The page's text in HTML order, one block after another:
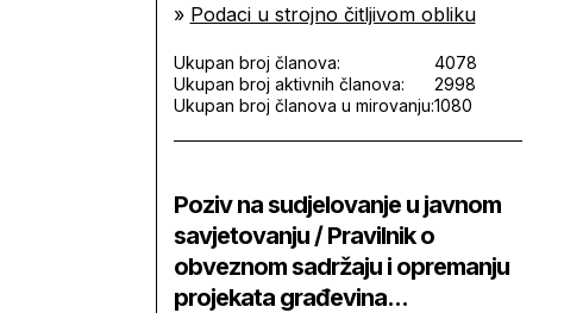
» Podaci u strojno čitljivom obliku
Ukupan broj članova:
4078
Ukupan broj aktivnih članova:
2998
Ukupan broj članova u mirovanju:1080
Poziv na sudjelovanje u javnom
savjetovanju / Pravilnik o
obveznom sadržaju i opremanju
projekata građevina...